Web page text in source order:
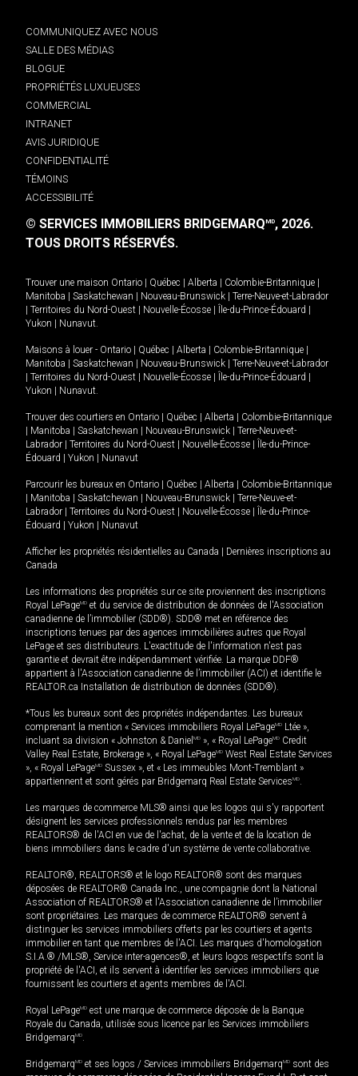
COMMUNIQUEZ AVEC NOUS
SALLE DES MÉDIAS
BLOGUE
PROPRIÉTÉS LUXUEUSES
COMMERCIAL
INTRANET
AVIS JURIDIQUE
CONFIDENTIALITÉ
TÉMOINS
ACCESSIBILITÉ
© SERVICES IMMOBILIERS BRIDGEMARQMD, 2026.
TOUS DROITS RÉSERVÉS.
Trouver une maison Ontario Québec Alberta Colombie-Britannique
Manitoba
Saskatchewan Nouveau-Brunswick
Terre-Neuve-et-Labrador
Territoires du Nord-Ouest Nouvelle-Écosse Île-du-Prince-Édouard
Yukon
Nunavut.
Maisons à louer - Ontario Québec Alberta Colombie-Britannique
Manitoba
Saskatchewan Nouveau-Brunswick
Terre-Neuve-et-Labrador
Territoires du Nord-Ouest Nouvelle-Écosse Île-du-Prince-Édouard
Yukon
Nunavut.
Trouver des courtiers en Ontario Québec Alberta
Colombie-Britannique
Manitoba Saskatchewan Nouveau-Brunswick
Terre-Neuve-et-
Labrador
Territoires du Nord-Ouest Nouvelle-Écosse
Île-du-Prince-
Édouard
Yukon Nunavut
Parcourir les bureaux en Ontario Québec Alberta
Colombie-Britannique
Manitoba Saskatchewan Nouveau-Brunswick
Terre-Neuve-et-
Labrador
Territoires du Nord-Ouest Nouvelle-Écosse
Île-du-Prince-
Édouard
Yukon Nunavut
Afficher les propriétés résidentielles au Canada
Dernières inscriptions au
Canada
Les informations des propriétés sur ce site proviennent des inscriptions
Royal LePageMD et du service de distribution de données de l'Association
canadienne de l’immobilier (SDD®). SDD® met en référence des
inscriptions tenues par des agences immobilières autres que Royal
LePage et ses distributeurs. L'exactitude de l'information n'est pas
garantie et devrait être indépendamment vérifiée. La marque DDF®
appartient à l'Association canadienne de l’immobilier (ACI) et identifie le
REALTOR.ca Installation de distribution de données (SDD®).
*Tous les bureaux sont des propriétés indépendantes. Les bureaux
comprenant la mention « Services immobiliers Royal LePageMD Ltée »,
incluant sa division « Johnston & Daniel MD », « Royal LePageMD Credit
Valley Real Estate, Brokerage », « Royal LePageMD West Real Estate Services
», « Royal LePageMD Sussex », et « Les immeubles Mont-Tremblant »
appartiennent et sont gérés par Bridgemarq Real Estate ServicesMD.
Les marques de commerce MLS® ainsi que les logos qui s'y rapportent
désignent les services professionnels rendus par les membres
REALTORS® de l'ACI en vue de l'achat, de la vente et de la location de
biens immobiliers dans le cadre d'un système de vente collaborative.
REALTOR®, REALTORS® et le logo REALTOR® sont des marques
déposées de REALTOR® Canada Inc., une compagnie dont la National
Association of REALTORS® et l'Association canadienne de l’immobilier
sont propriétaires. Les marques de commerce REALTOR® servent à
distinguer les services immobiliers offerts par les courtiers et agents
immobilier en tant que membres de l'ACI. Les marques d'homologation
S.I.A.® /MLS®, Service inter-agences®, et leurs logos respectifs sont la
propriété de l'ACI, et ils servent à identifier les services immobiliers que
fournissent les courtiers et agents membres de l'ACI.
Royal LePageMD est une marque de commerce déposée de la Banque
Royale du Canada, utilisée sous licence par les Services immobiliers
BridgemarqMD.
BridgemarqMD et ses logos / Services immobiliers BridgemarqMD sont des